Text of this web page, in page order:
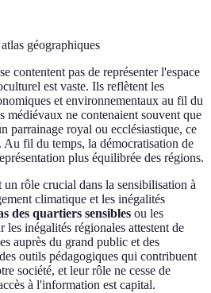
géographiques
contentent pas de représenter l'espace
est vaste. Ils reflètent les
et environnementaux au fil du
médiévaux ne contenaient souvent que
parrainage royal ou ecclésiastique, ce
fil du temps, la démocratisation de
plus équilibrée des régions.
rôle crucial dans la sensibilisation à
climatique et les inégalités
des quartiers sensibles ou les
les inégalités régionales attestent de
auprès du grand public et des
outils pédagogiques qui contribuent
société, et leur rôle ne cesse de
à l'information est capital.